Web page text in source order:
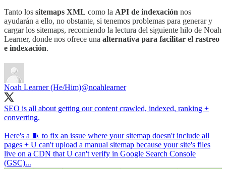
Tanto los sitemaps XML como la API de indexación nos
ayudarán a ello, no obstante, si tenemos problemas para generar y
cargar los sitemaps, recomiendo la lectura del siguiente hilo de Noah
Learner, donde nos ofrece una alternativa para facilitar el rastreo
e indexación.
Noah Learner (He/Him)@noahlearner
SEO is all about getting our content crawled, indexed, ranking +
converting.
Here's a 🧵 to fix an issue where your sitemap doesn't include all
pages + U can't upload a manual sitemap because your site's files
live on a CDN that U can't verify in Google Search Console
(GSC)...